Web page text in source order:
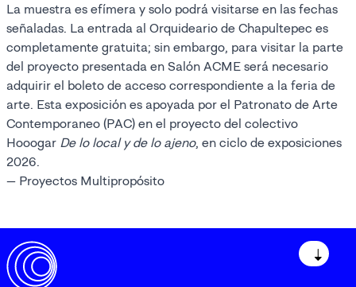
La muestra es efímera y solo podrá visitarse en las fechas
señaladas. La entrada al Orquideario de Chapultepec es
completamente gratuita; sin embargo, para visitar la parte
del proyecto presentada en Salón ACME será necesario
adquirir el boleto de acceso correspondiente a la feria de
arte. Esta exposición es apoyada por el Patronato de Arte
Contemporaneo (PAC) en el proyecto del colectivo
Hooogar De lo local y de lo ajeno, en ciclo de exposiciones
2026.
— Proyectos Multipropósito
↓